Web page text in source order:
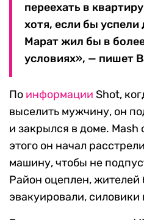
переехать в
хотя, если бы
Марат жил бы в
условиях», — пишет
По информации Shot,
выселить мужчину, он
и закрылся в доме. Mash
этого он начал
машину, чтобы не
Район оцеплен,
эвакуировали, силовики